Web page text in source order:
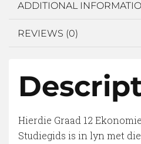
ADDITIONAL
REVIEWS (0)
Hierdie Graad 12
Studiegids is in lyn met